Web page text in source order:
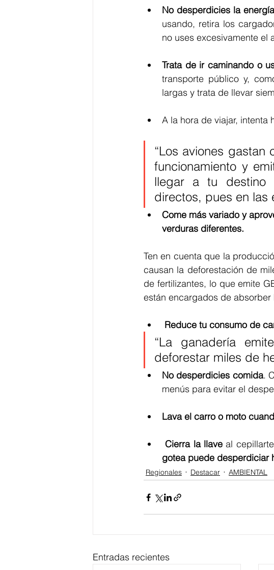
No desperdicies la
usando, retira los
no uses excesivamente el
Trata de ir caminando o
transporte público y,
largas y trata de llevar
A la hora de viajar, intenta
“Los aviones
funcionamiento y
llegar a tu destino
directos, pues en las
Come más variado y
verduras diferentes.
Ten en cuenta que la
causan la deforestación de
de fertilizantes, lo que emite
están encargados de
Reduce tu consumo de
“La ganadería
deforestar miles de
No desperdicies comida.
menús para evitar el
Lava el carro o moto
Cierra la llave al
gotea puede desperdiciar
Regionales Destacar AMBIENTAL
Entradas recientes